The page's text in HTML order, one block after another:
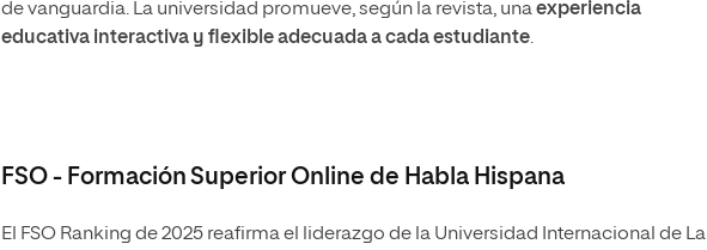
de vanguardia. La universidad promueve, según la revista, unaexperiencia
educativa interactiva y flexible adecuada a cada estudiante.
FSO - Formación Superior Online de Habla Hispana
El FSO Ranking de 2025 reafirma el liderazgo de la Universidad Internacional de La